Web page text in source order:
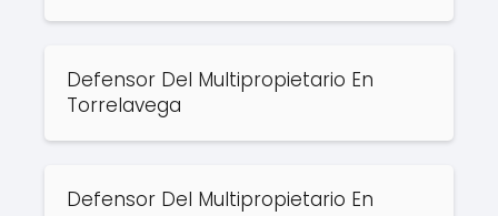
Defensor Del Multipropietario En
Torrelavega
Defensor Del Multipropietario En